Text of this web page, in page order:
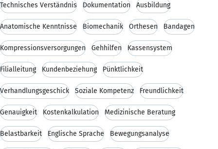
Technisches Verständnis Dokumentation Ausbildung
Anatomische Kenntnisse Biomechanik Orthesen Bandagen
Kompressionsversorgungen Gehhilfen Kassensystem
Filialleitung Kundenbeziehung Pünktlichkeit
Verhandlungsgeschick Soziale Kompetenz Freundlichkeit
Genauigkeit Kostenkalkulation Medizinische Beratung
Belastbarkeit Englische Sprache Bewegungsanalyse